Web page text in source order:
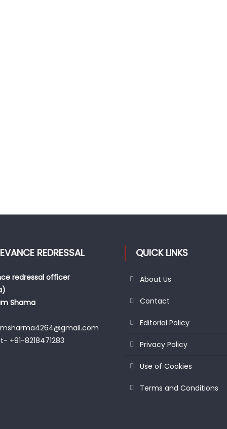
REDRESSAL
redressal officer
Shama
+91-8218471283
QUICK LINKS
About Us
Contact
Editorial Policy
Privacy Policy
Use of Cookies
Terms and Conditions